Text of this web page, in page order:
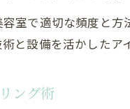
美容室流プレ
美容室がおす
室で適切な頻度と
と設備を活かしたア
ング術